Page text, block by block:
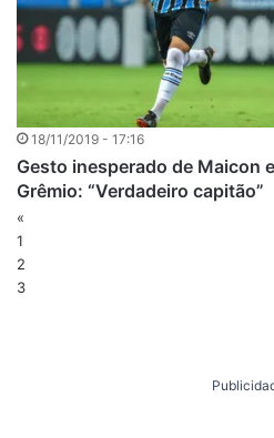
18/11/2019 - 17:16
Gesto inesperado de Maicon
Grêmio: “Verdadeiro capitão”
«
1
2
3